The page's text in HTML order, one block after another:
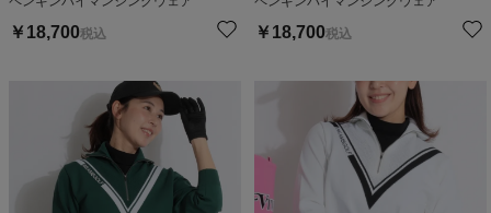
￥ 18,700税込 ￥ 18,700税込